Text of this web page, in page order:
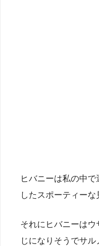
ヒバニーは私の中
したスポーティー
それにヒバニーは
じになりそうでサル